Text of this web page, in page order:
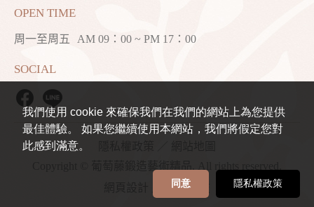
我們使用 cookie 來確保我們在我們的網站上為您提供
最佳體驗。 如果您繼續使用本網站，我們將假定您對
此感到滿意。
隱私權政策
同意
OPEN TIME
周一至周五 AM 09：00 ~ PM 17：00
SOCIAL
／ 鉅潞科技